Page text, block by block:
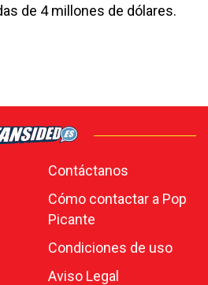
de 4 millones de dólares.
Contáctanos
Cómo contactar a Pop
Picante
Condiciones de uso
Aviso Legal